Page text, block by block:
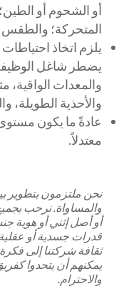
أو الشحوم أو
المتحركة؛ والطقس
يلزم اتخاذ
يضطر شاغل
والمعدات الواقية،
والأحذية الطويلة،
عادةً ما يكون
معتدلاً.
نحن ملتزمون بتطوير
والمساواة. نرحب
أو أصل إثني أو هوية
قدرات جسدية أو
ثقافة شركتنا إلى
يمكنهم أن يتحدوا
والاحترام.